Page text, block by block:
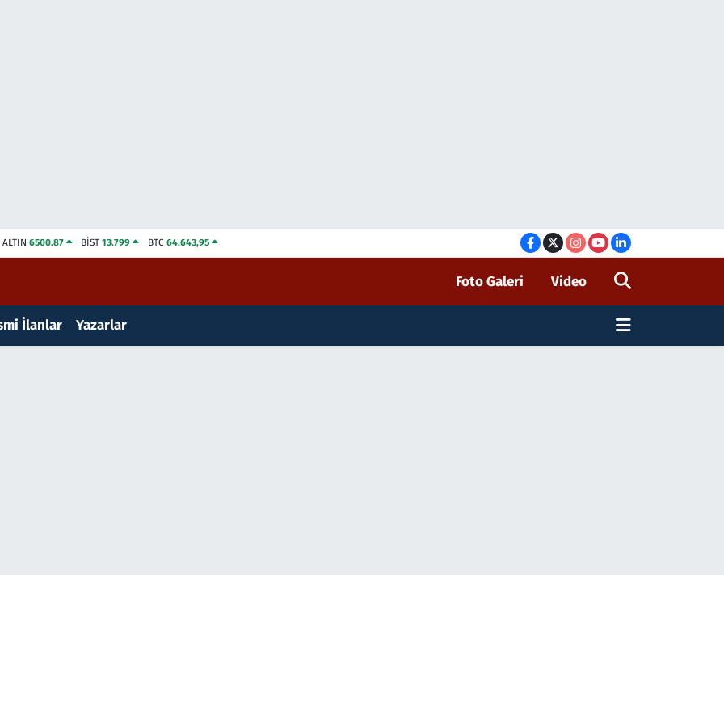
ALTIN 6500.87 BİST13.799 BTC 64.643,95
Foto Galeri Video
İlanlar Yazarlar